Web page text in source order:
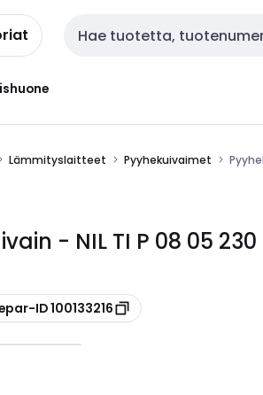
Haku
Lämmityslaitteet Pyyhekuivaimet
- NIL TI P 08 05 230
ID 100133216